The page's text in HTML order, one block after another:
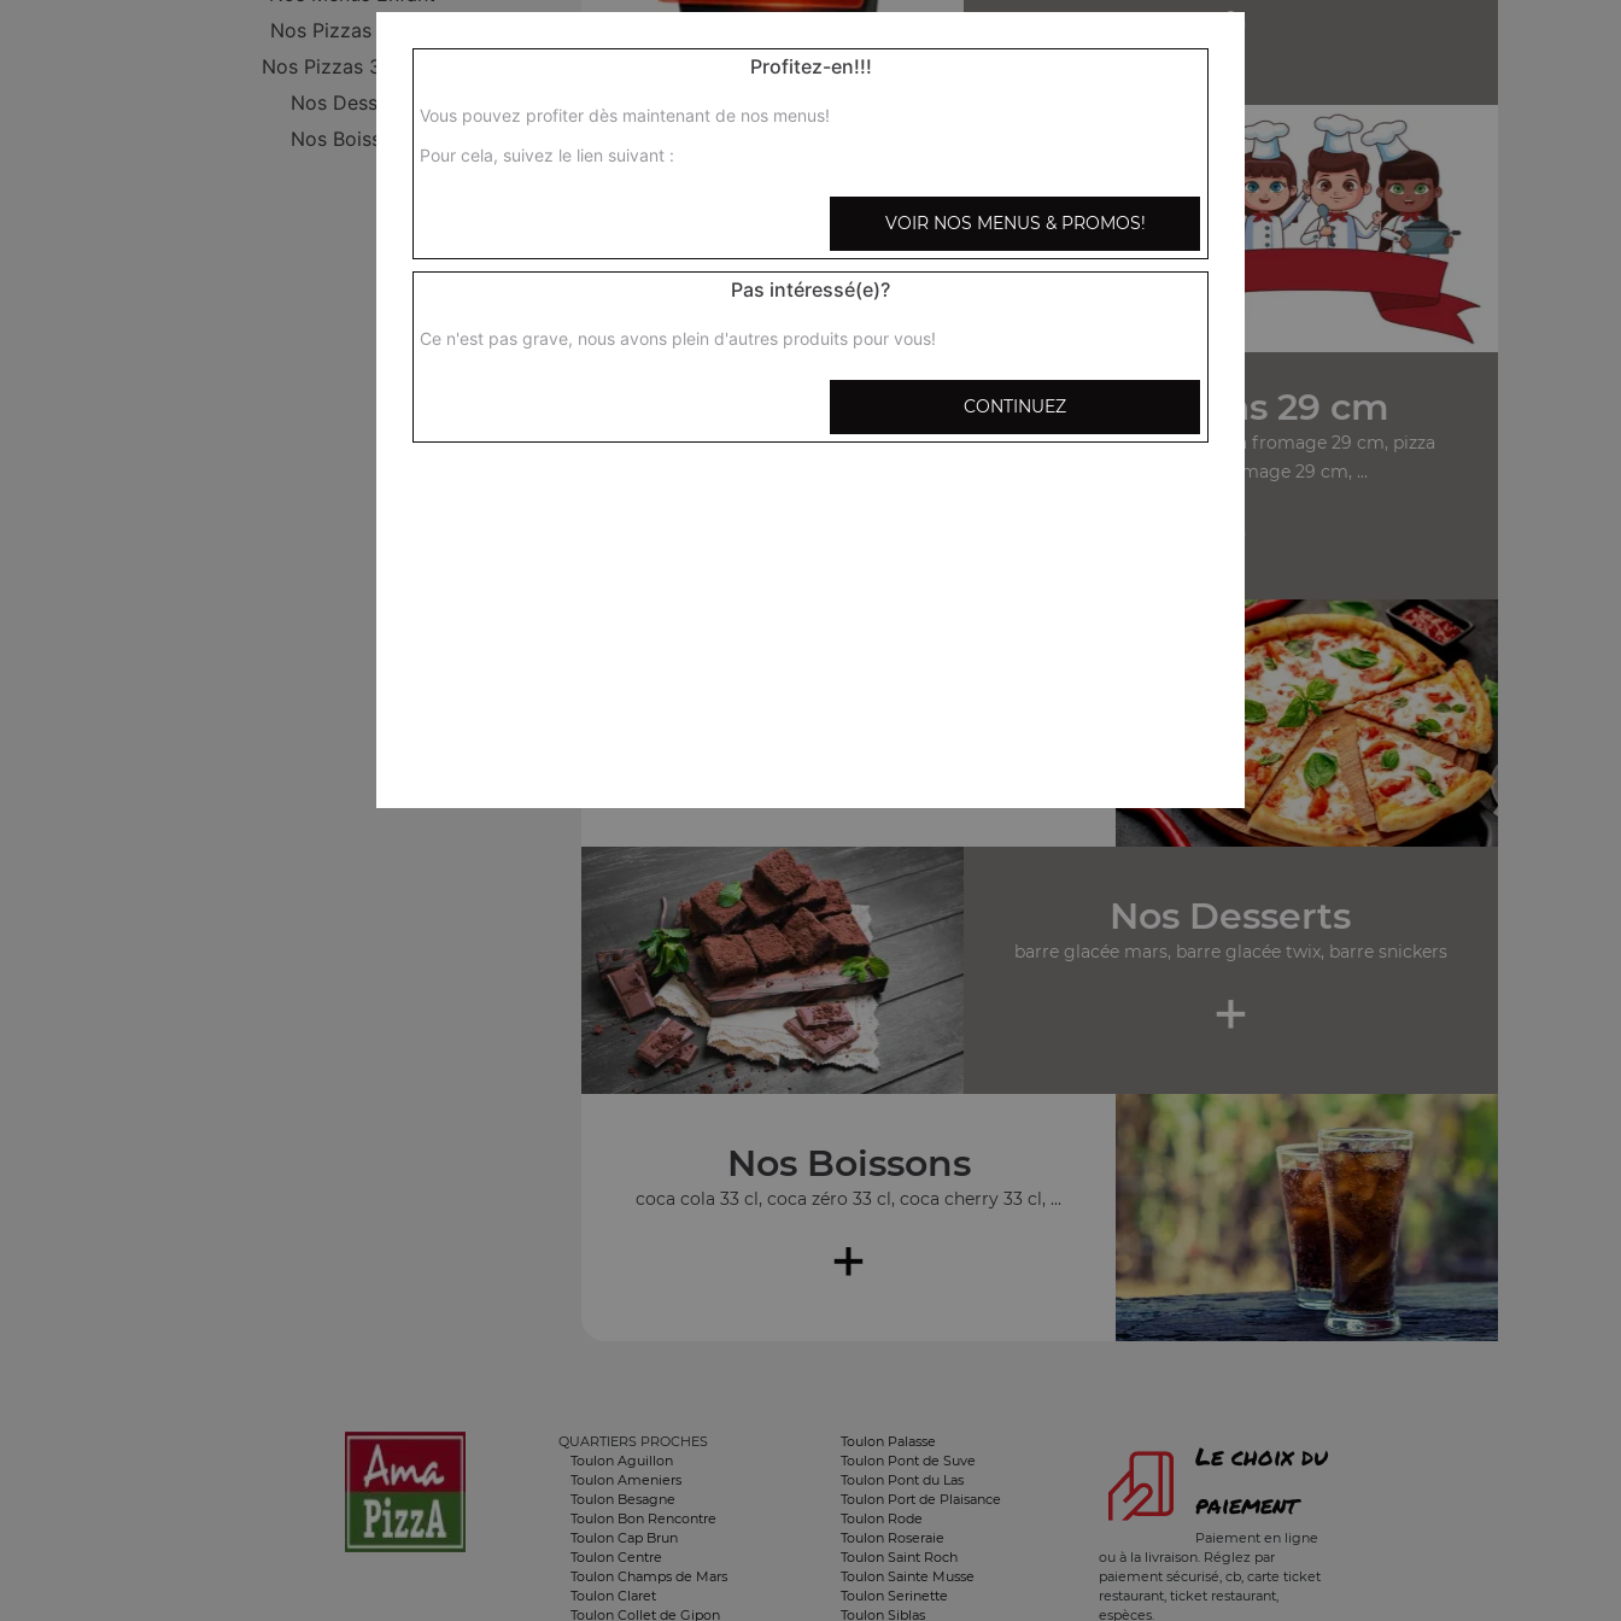
Nos Pizzas 29 cm
Nos Pizzas 34,5 cm
Nos Desserts
Nos Boissons
+
menu enfant pizza fromage, menu enfant pizza jambon
fromage
+
Nos Pizzas 29 cm
pizza anchois 29 cm, pizza fromage 29 cm, pizza
champignons fromage 29 cm, ...
Nos Desserts
barre glacée mars, barre glacée twix, barre snickers
+
Nos Boissons
coca cola 33 cl, coca zéro 33 cl, coca cherry 33 cl, ...
+
QUARTIERS PROCHES
Toulon Aguillon
Toulon Ameniers
Toulon Besagne
Toulon Bon Rencontre
Toulon Cap Brun
Toulon Centre
Toulon Champs de Mars
Toulon Claret
Toulon Collet de Gipon
Toulon Palasse
Toulon Pont de Suve
Toulon Pont du Las
Toulon Port de Plaisance
Toulon Rode
Toulon Roseraie
Toulon Saint Roch
Toulon Sainte Musse
Toulon Serinette
Toulon Siblas
Le choix du
paiement
Paiement en ligne
ou à la livraison. Réglez par
paiement sécurisé, cb, carte ticket
restaurant, ticket restaurant,
espèces.
Profitez-en!!!
Vous pouvez profiter dès maintenant de nos menus!
Pour cela, suivez le lien suivant :
VOIR NOS MENUS & PROMOS!
Pas intéressé(e)?
Ce n'est pas grave, nous avons plein d'autres produits pour vous!
CONTINUEZ